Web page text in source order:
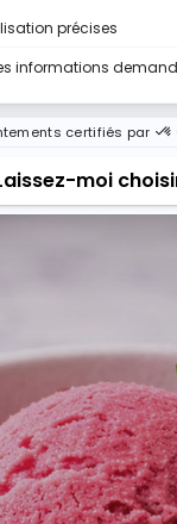
et
tu pourras